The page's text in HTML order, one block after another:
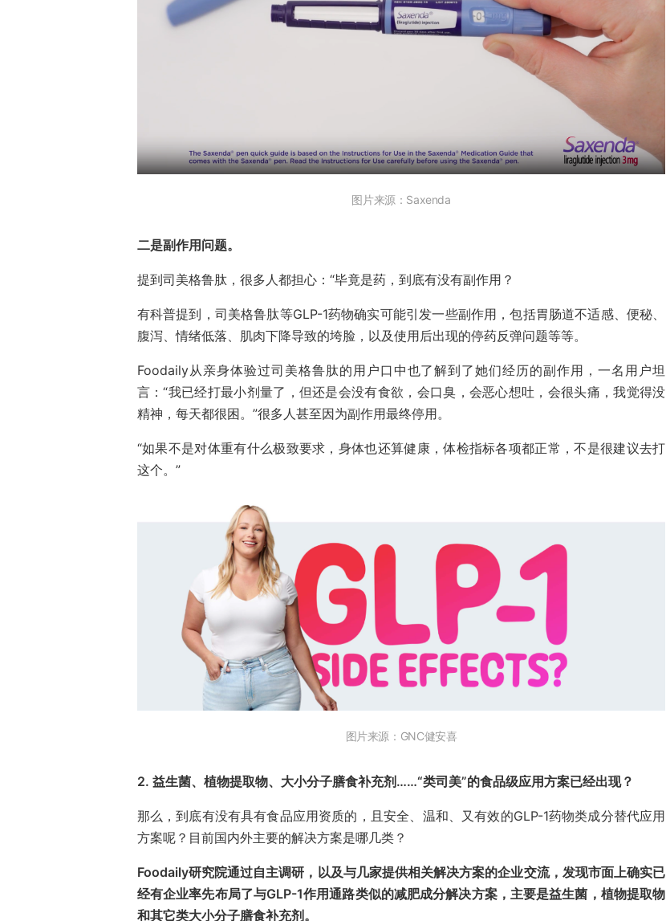
图片来源：Saxenda
二是副作用问题。
提到司美格鲁肽，很多人都担心：“毕竟是药，到底有没有副作用？
有科普提到，司美格鲁肽等GLP-1药物确实可能引发一些副作用，包括胃肠道不适感、便秘、
腹泻、情绪低落、肌肉下降导致的垮脸，以及使用后出现的停药反弹问题等等。
Foodaily从亲身体验过司美格鲁肽的用户口中也了解到了她们经历的副作用，一名用户坦
言：“我已经打最小剂量了，但还是会没有食欲，会口臭，会恶心想吐，会很头痛，我觉得没
精神，每天都很困。”很多人甚至因为副作用最终停用。
“如果不是对体重有什么极致要求，身体也还算健康，体检指标各项都正常，不是很建议去打
这个。”
图片来源：GNC健安喜
2. 益生菌、植物提取物、大小分子膳食补充剂……“类司美”的食品级应用方案已经出现？
那么，到底有没有具有食品应用资质的，且安全、温和、又有效的GLP-1药物类成分替代应用
方案呢？目前国内外主要的解决方案是哪几类？
Foodaily研究院通过自主调研，以及与几家提供相关解决方案的企业交流，发现市面上确实已
经有企业率先布局了与GLP-1作用通路类似的减肥成分解决方案，主要是益生菌，植物提取物
和其它类大小分子膳食补充剂。